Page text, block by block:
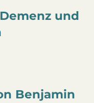
und
Benjamin